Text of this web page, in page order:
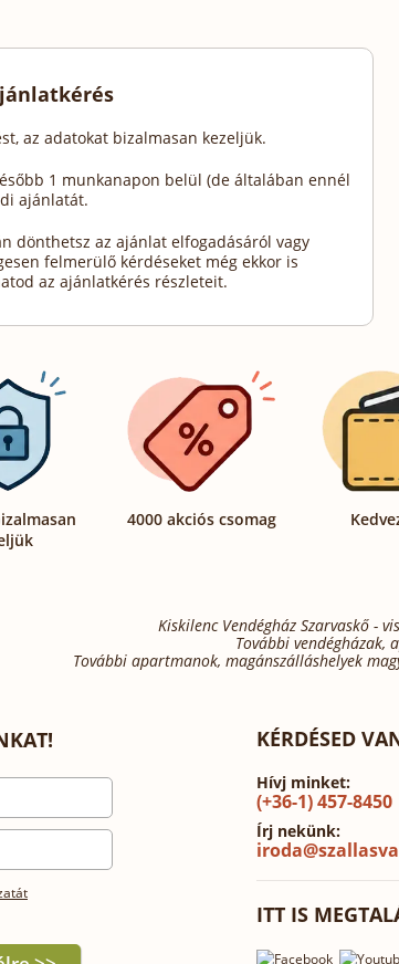
az adatokat bizalmasan kezeljük.
1 munkanapon belül (de általában ennél
ajánlatát.
dönthetsz az ajánlat elfogadásáról vagy
felmerülő kérdéseket még ekkor is
az ajánlatkérés részleteit.
4000 akciós csomag
Kiskilenc Vendégház Szarvaskő -
További vendégházak,
További apartmanok, magánszálláshelyek
KÉRDÉSED
Hívj minket:
(+36-1) 457-8450
Írj nekünk:
ITT IS